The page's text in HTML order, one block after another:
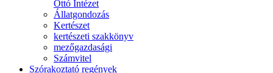
Ottó Intézet
Állatgondozás
Kertészet
kertészeti szakkönyv
mezőgazdasági
Számvitel
Szórakoztató regények